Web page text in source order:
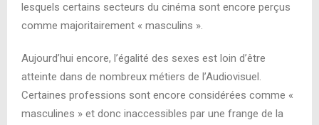
lesquels certains secteurs du cinéma sont encore perçus
comme majoritairement « masculins ».
Aujourd’hui encore, l’égalité des sexes est loin d’être
atteinte dans de nombreux métiers de l’Audiovisuel.
Certaines professions sont encore considérées comme «
masculines » et donc inaccessibles par une frange de la